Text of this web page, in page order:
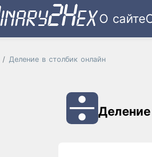
О сайте
Деление в столбик онлайн